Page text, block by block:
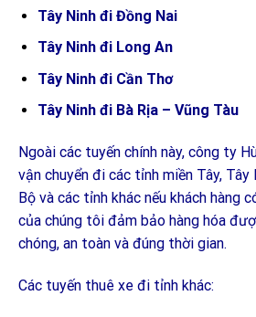
Tây Ninh đi Đồng Nai
Tây Ninh đi Long An
Tây Ninh đi Cần Thơ
Tây Ninh đi Bà Rịa – Vũng Tàu
Ngoài các tuyến chính này, công ty
vận chuyển đi các tỉnh miền Tây, Tây
Bộ và các tỉnh khác nếu khách hàng
của chúng tôi đảm bảo hàng hóa
chóng, an toàn và đúng thời gian.
Các tuyến thuê xe đi tỉnh khác: